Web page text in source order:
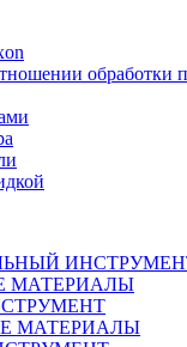
обработки
МАТЕРИАЛЫ
МАТЕРИАЛЫ